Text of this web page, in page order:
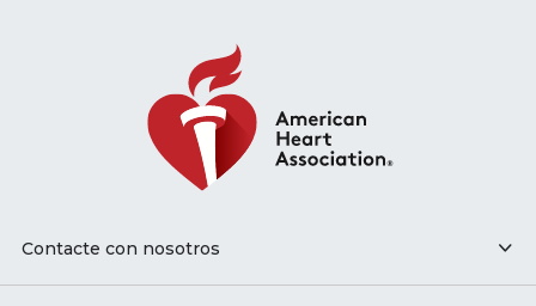
Contacte con nosotros